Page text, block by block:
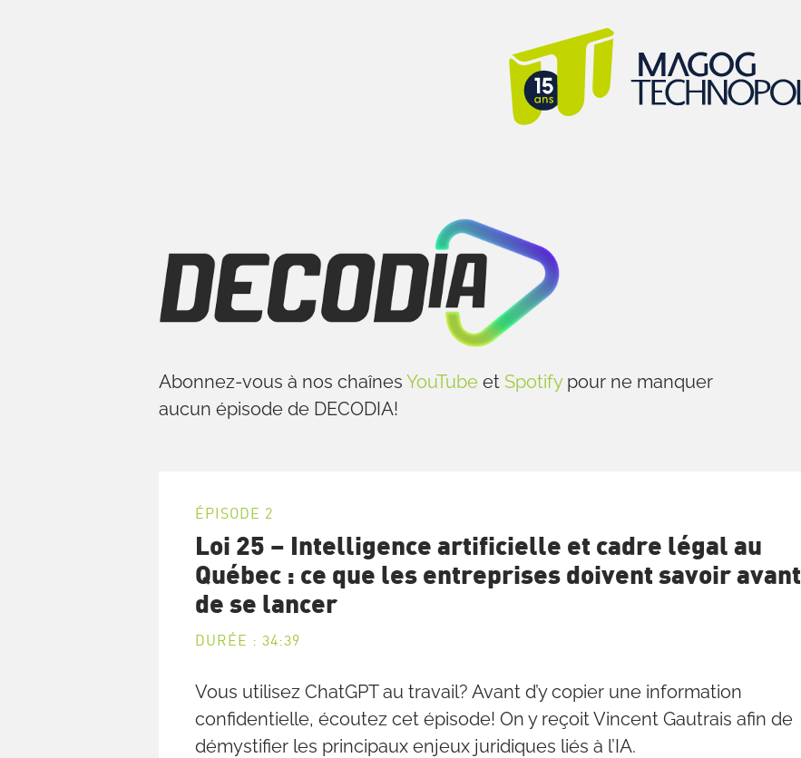
Abonnez-vous à nos chaînes YouTube et Spotifypour ne manquer
aucun épisode de DECODIA!
ÉPISODE 2
Loi 25 – Intelligence artificielle et cadre légal au
Québec : ce que les entreprises doivent savoir avant
de se lancer
DURÉE : 34:39
Vous utilisez ChatGPT au travail? Avant d’y copier une information
confidentielle, écoutez cet épisode! On y reçoit Vincent Gautrais afin de
démystifier les principaux enjeux juridiques liés à l’IA.